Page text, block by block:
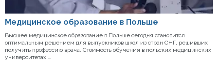
Медицинское образование в Польше
Высшее медицинское образование в Польше сегодня становится
оптимальным решением для выпускников школ из стран СНГ, решивших
получить профессию врача. Стоимость обучения в польских медицинских
университетах …